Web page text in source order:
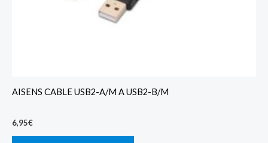
AISENS CABLE USB2-A/M A USB2-B/M
6,95€